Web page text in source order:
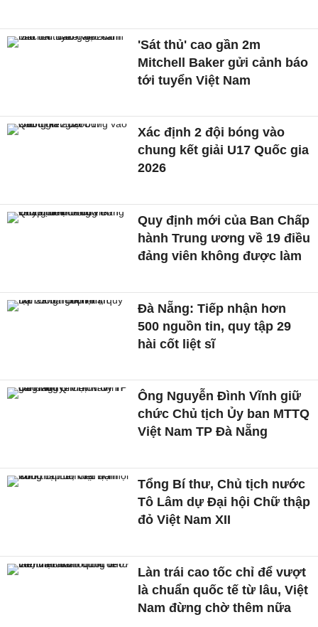
'Sát thủ' cao gần 2m
Mitchell Baker gửi cảnh báo
tới tuyển Việt Nam
Xác định 2 đội bóng vào
chung kết giải U17 Quốc gia
2026
Quy định mới của Ban Chấp
hành Trung ương về 19 điều
đảng viên không được làm
Đà Nẵng: Tiếp nhận hơn
500 nguồn tin, quy tập 29
hài cốt liệt sĩ
Ông Nguyễn Đình Vĩnh giữ
chức Chủ tịch Ủy ban MTTQ
Việt Nam TP Đà Nẵng
Tổng Bí thư, Chủ tịch nước
Tô Lâm dự Đại hội Chữ thập
đỏ Việt Nam XII
Làn trái cao tốc chỉ để vượt
là chuẩn quốc tế từ lâu, Việt
Nam đừng chờ thêm nữa